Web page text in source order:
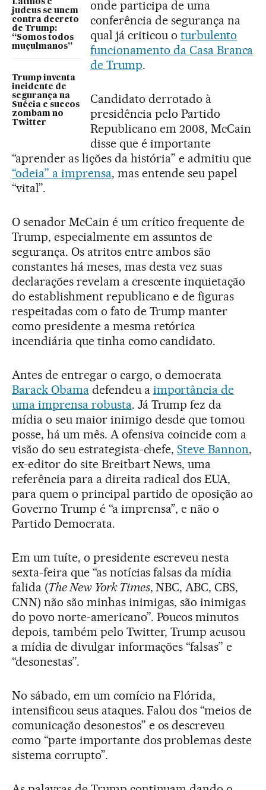
judeus se unem
contra decreto
de Trump:
“Somos todos
muçulmanos”
Trump inventa
incidente de
segurança na
Suécia e suecos
zombam no
Twitter
onde participa de uma
conferência de segurança na
qual já criticou o turbulento
funcionamento da Casa Branca
de Trump.
Candidato derrotado à
presidência pelo Partido
Republicano em 2008, McCain
disse que é importante
“aprender as lições da história” e admitiu que
“odeia” a imprensa, mas entende seu papel
“vital”.
O senador McCain é um crítico frequente de
Trump, especialmente em assuntos de
segurança. Os atritos entre ambos são
constantes há meses, mas desta vez suas
declarações revelam a crescente inquietação
do establishment republicano e de figuras
respeitadas com o fato de Trump manter
como presidente a mesma retórica
incendiária que tinha como candidato.
Antes de entregar o cargo, o democrata
Barack Obamadefendeu a importância de
uma imprensa robusta. Já Trump fez da
mídia o seu maior inimigo desde que tomou
posse, há um mês. A ofensiva coincide com a
visão do seu estrategista-chefe,Steve Bannon,
ex-editor do site Breitbart News, uma
referência para a direita radical dos EUA,
para quem o principal partido de oposição ao
Governo Trump é “a imprensa”, e não o
Partido Democrata.
Em um tuíte, o presidente escreveu nesta
sexta-feira que “as notícias falsas da mídia
falida (The New York Times, NBC, ABC, CBS,
CNN) não são minhas inimigas, são inimigas
do povo norte-americano”. Poucos minutos
depois, também pelo Twitter, Trump acusou
a mídia de divulgar informações “falsas” e
“desonestas”.
No sábado, em um comício na Flórida,
intensificou seus ataques. Falou dos “meios de
comunicação desonestos” e os descreveu
como “parte importante dos problemas deste
sistema corrupto”.